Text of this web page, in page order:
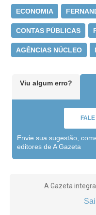
ECONOMIA
CONTAS PÚBLICAS
AGÊNCIAS NÚCLEO
Viu algum erro?
Envie sua sugestão,
editores de A Gazeta
A Gazeta